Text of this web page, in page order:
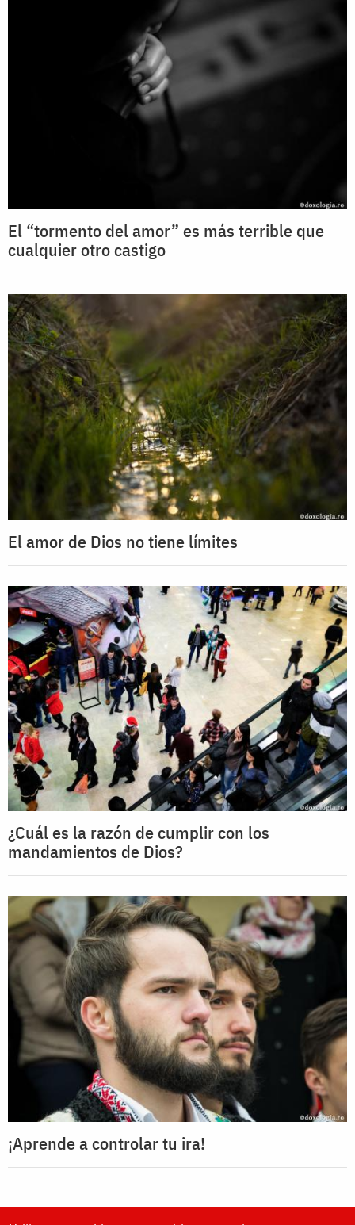
El “tormento del amor” es más terrible que
cualquier otro castigo
El amor de Dios no tiene límites
¿Cuál es la razón de cumplir con los
mandamientos de Dios?
¡Aprende a controlar tu ira!